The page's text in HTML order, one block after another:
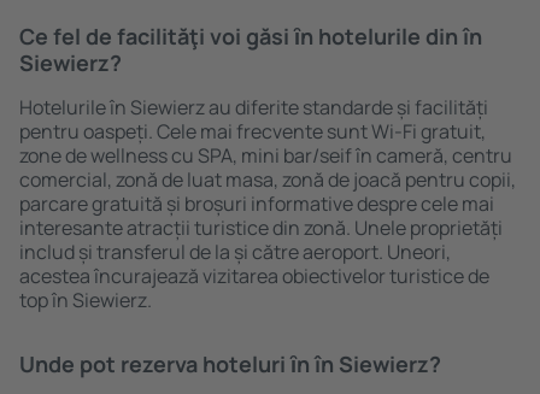
Ce fel de facilităţi voi găsi ȋn hotelurile din în
Siewierz?
Hotelurile în Siewierz au diferite standarde și facilități
pentru oaspeți. Cele mai frecvente sunt Wi-Fi gratuit,
zone de wellness cu SPA, mini bar/seif în cameră, centru
comercial, zonă de luat masa, zonă de joacă pentru copii,
parcare gratuită și broșuri informative despre cele mai
interesante atracții turistice din zonă. Unele proprietăți
includ și transferul de la și către aeroport. Uneori,
acestea încurajează vizitarea obiectivelor turistice de
top în Siewierz.
Unde pot rezerva hoteluri ȋn în Siewierz?